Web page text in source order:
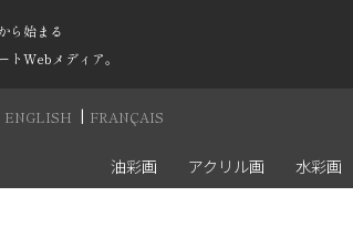
ら始まる
トWebメディア。
ENGLISH | FRANÇAIS
油彩画 アクリル画 水彩画